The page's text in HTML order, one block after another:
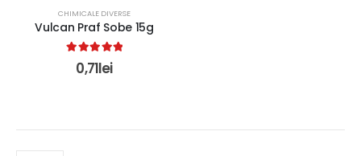
CHIMICALE DIVERSE
Vulcan Praf Sobe 15g
5.00 out of 5
0,71lei